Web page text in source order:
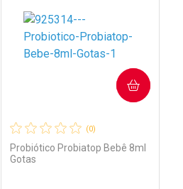
(0)
Probiótico Probiatop Bebê 8ml
Gotas
COMPRAR